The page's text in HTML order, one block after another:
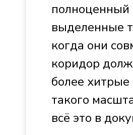
полноценный
выделенные
когда они
коридор
более
такого
всё это в